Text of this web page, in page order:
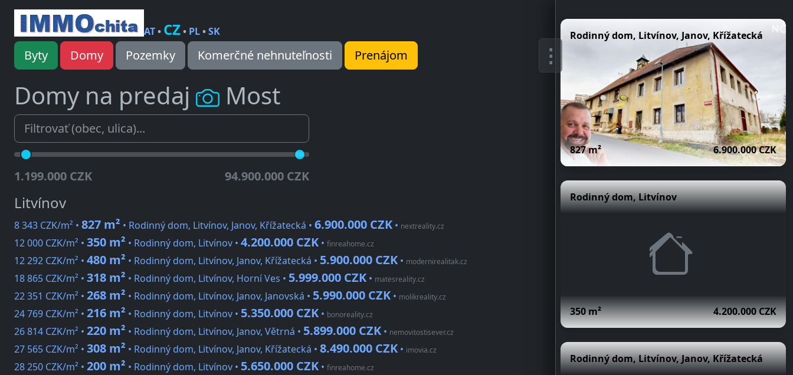
AT• CZ• PL•SK
Byty Domy Pozemky Komerčné nehnuteľnosti Prenájom
Domy na predaj Most
1.199.000 CZK 94.900.000 CZK
Litvínov
8 343 CZK/m² • 827 m² • Rodinný dom, Litvínov, Janov, Křížatecká • 6.900.000 CZK • nextreality.cz
12 000 CZK/m² • 350 m² • Rodinný dom, Litvínov • 4.200.000 CZK • finreahome.cz
12 292 CZK/m² • 480 m² • Rodinný dom, Litvínov, Janov, Křížatecká • 5.900.000 CZK • modernirealitak.cz
18 865 CZK/m² • 318 m² • Rodinný dom, Litvínov, Horní Ves • 5.999.000 CZK • matesreality.cz
22 351 CZK/m² • 268 m² • Rodinný dom, Litvínov, Janov, Janovská • 5.990.000 CZK • molikreality.cz
24 769 CZK/m² • 216 m² • Rodinný dom, Litvínov • 5.350.000 CZK • bonoreality.cz
26 814 CZK/m² • 220 m² • Rodinný dom, Litvínov, Janov, Větrná • 5.899.000 CZK • nemovitostisever.cz
27 565 CZK/m² • 308 m² • Rodinný dom, Litvínov, Janov, Křížatecká • 8.490.000 CZK • imovia.cz
28 250 CZK/m² • 200 m² • Rodinný dom, Litvínov • 5.650.000 CZK • finreahome.cz